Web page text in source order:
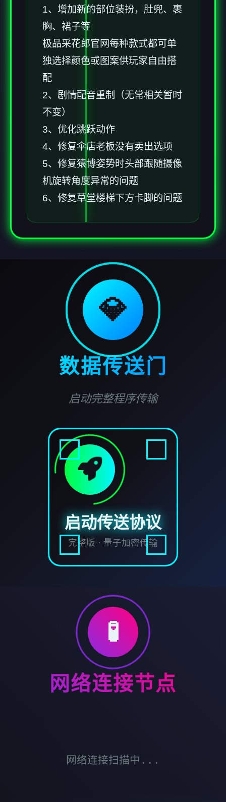
1、增加新的部位装扮，肚兜、裹
胸、裙子等
极品采花郎官网每种款式都可单
独选择颜色或图案供玩家自由搭
配
2、剧情配音重制（无常相关暂时
不变）
3、优化跳跃动作
4、修复伞店老板没有卖出选项
5、修复猿博姿势时头部跟随摄像
机旋转角度异常的问题
6、修复草堂楼梯下方卡脚的问题
💎
数据传送门
启动完整程序传输
启动传送协议
完整版 · 量子加密传输
🧪
网络连接节点
网络连接扫描中...